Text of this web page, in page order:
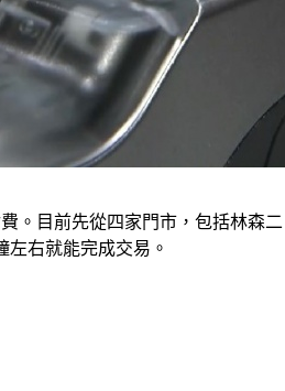
。目前先從四家門市，包括林森
右就能完成交易。